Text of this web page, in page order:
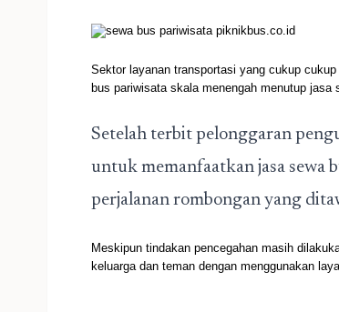
Sektor layanan transportasi yang cukup
bus pariwisata skala menengah menutup
Setelah terbit pelonggaran
untuk memanfaatkan jasa sewa
perjalanan rombongan yang
Meskipun tindakan pencegahan masih
keluarga dan teman dengan menggunakan